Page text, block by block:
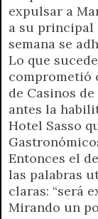
expulsar a
a su principal
semana se
Lo que
comprometió
de Casinos
antes la
Hotel Sasso
Entonces el
las palabras
claras: “será
Mirando un